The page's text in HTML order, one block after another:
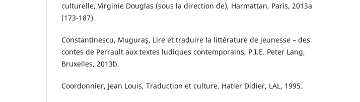
culturelle, Virginie Douglas (sous la direction de), Harmattan, Paris, 2013a
(173-187).
Constantinescu, Muguraş, Lire et traduire la littérature de jeunesse – des
contes de Perrault aux textes ludiques contemporains, P.I.E. Peter Lang,
Bruxelles, 2013b.
Coordonnier, Jean Louis, Traduction et culture, Hatier Didier, LAL, 1995.